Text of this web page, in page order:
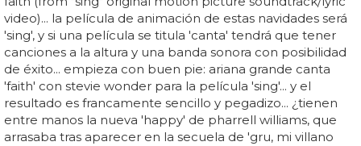
video)... la película de animación de estas navidades será
'sing', y si una película se titula 'canta' tendrá que tener
canciones a la altura y una banda sonora con posibilidad
de éxito... empieza con buen pie: ariana grande canta
'faith' con stevie wonder para la película 'sing'... y el
resultado es francamente sencillo y pegadizo... ¿tienen
entre manos la nueva 'happy' de pharrell williams, que
arrasaba tras aparecer en la secuela de 'gru, mi villano